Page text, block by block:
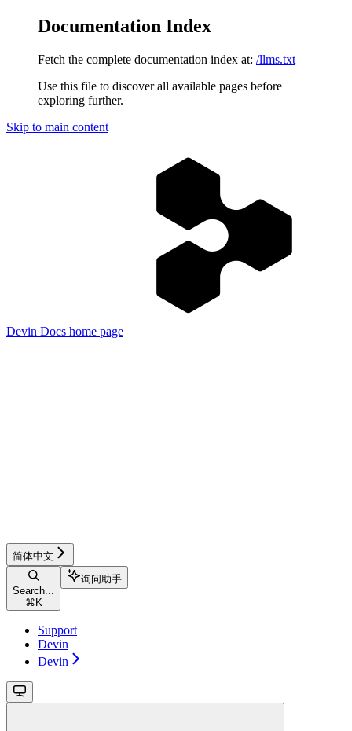
Documentation Index
Fetch the complete documentation index at: /llms.txt
Use this file to discover all available pages before
exploring further.
Skip to main content
Devin Docs home page
简体中文
Search...
⌘ K
询问助手
Support
Devin
Devin